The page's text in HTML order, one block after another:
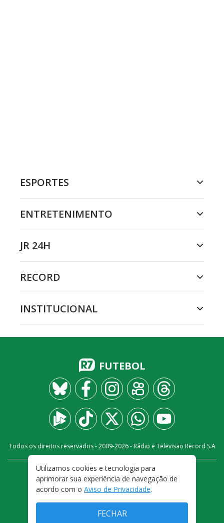
ESPORTES
ENTRETENIMENTO
JR 24H
RECORD
INSTITUCIONAL
FUTEBOL
Todos os direitos reservados - 2009-2026- Rádio e Televisão Record S.A
FALE CONOSCO
PRIVACIDADE
TERMOS E CONDIÇÕES DE USO
Utilizamos cookies e tecnologia para
aprimorar sua experiência de navegação de
acordo com o Aviso de Privacidade.
FECHAR